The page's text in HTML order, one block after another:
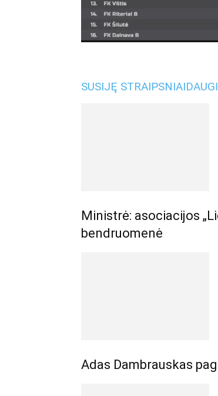
SUSIJĘ STRAIPSNIAI
Ministrė: asociacijos
bendruomenė
Adas Dambrauskas